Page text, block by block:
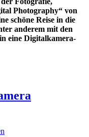
Photography“ von
schöne Reise in die
anderem mit den
eine Digitalkamera-